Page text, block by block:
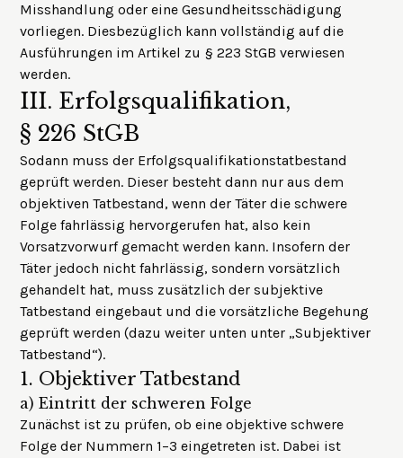
Misshandlung oder eine Gesundheitsschädigung
vorliegen. Diesbezüglich kann vollständig auf die
Ausführungen imArtikel zu § 223 StGB verwiesen
werden.
III. Erfolgsqualifikation,
§ 226 StGB
Sodann muss der Erfolgsqualifikationstatbestand
geprüft werden. Dieser besteht dann nur aus dem
objektiven Tatbestand, wenn der Täter die schwere
Folge fahrlässig hervorgerufen hat, also kein
Vorsatzvorwurf gemacht werden kann. Insofern der
Täter jedoch nicht fahrlässig, sondern vorsätzlich
gehandelt hat, muss zusätzlich der subjektive
Tatbestand eingebaut und die vorsätzliche Begehung
geprüft werden (dazu weiter unten unter „Subjektiver
Tatbestand“).
1. Objektiver Tatbestand
a) Eintritt der schweren Folge
Zunächst ist zu prüfen, ob eine objektive schwere
Folge der Nummern 1–3 eingetreten ist. Dabei ist